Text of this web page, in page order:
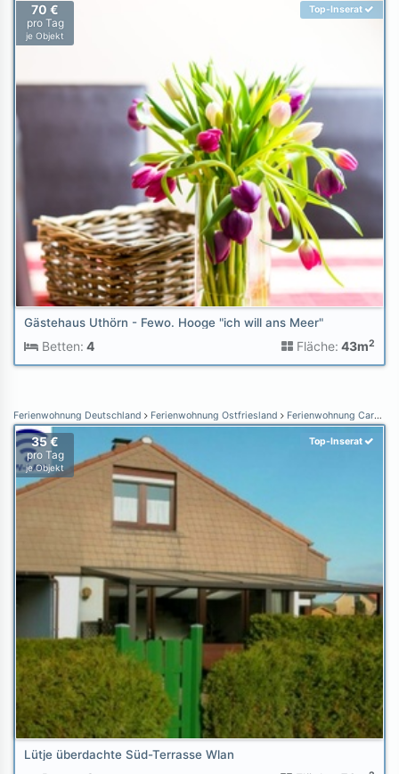
70 €
pro Tag
je Objekt
Top-Inserat
Gästehaus Uthörn - Fewo. Hooge "ich will ans Meer"
Betten: 4 Fläche: 43m2
Ferienwohnung Deutschland Ferienwohnung Ostfriesland Ferienwohnung Carolinensiel
35 €
pro Tag
je Objekt
Top-Inserat
Lütje überdachte Süd-Terrasse Wlan